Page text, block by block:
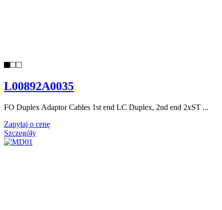
L00892A0035
FO Duplex Adaptor Cables 1st end LC Duplex, 2nd end 2xST ...
Zapytaj o cenę
Szczegóły